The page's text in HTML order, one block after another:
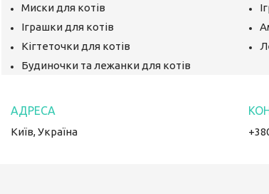
Миски для котів
Іграшки для котів
Кігтеточки для котів
Будиночки та лежанки для котів
Київ, Україна